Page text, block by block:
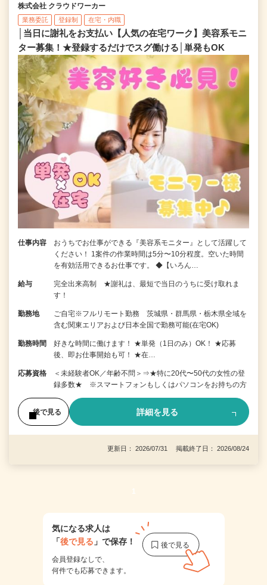
株式会社 クラウドワーカー
業務委託 登録制 在宅・内職
│当日に謝礼をお支払い【人気の在宅ワーク】美容系モニ
ター募集！★登録するだけでスグ働ける│単発もOK
仕事内容
おうちでお仕事ができる『美容系モニター』として活躍して
ください！ 1案件の作業時間は5分〜10分程度。空いた時間
を有効活用できるお仕事です。 ◆【いろん…
給与
完全出来高制 ★謝礼は、最短で当日のうちに受け取れま
す！
勤務地
ご自宅※フルリモート勤務 茨城県・群馬県・栃木県全域を
含む関東エリアおよび日本全国で勤務可能(在宅OK)
勤務時間
好きな時間に働けます！ ★単発（1日のみ）OK！ ★応募
後、即お仕事開始も可！ ★在…
応募資格
＜未経験者OK／年齢不問＞⇒★特に20代〜50代の女性の登
録多数★ ※スマートフォンもしくはパソコンをお持ちの方
後で見る 詳細を見る
更新日： 2026/07/31 掲載終了日： 2026/08/24
1
気になる求人は
「後で見る 」で保存！
会員登録なしで、
何件でも応募できます。